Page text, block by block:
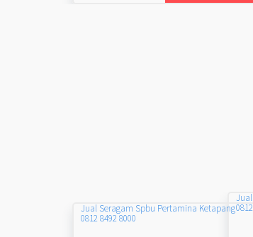
Jual Seragam Spbu Pertamina Ketapang
0812 8492 8000